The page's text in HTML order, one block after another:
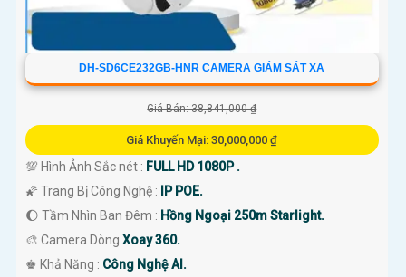
DH-SD6CE232GB-HNR CAMERA GIÁM SÁT XA
Giá Bán: 38,841,000 ₫
Giá Khuyến Mại: 30,000,000 ₫
💯 Hình Ảnh Sắc nét : FULL HD 1080P .
🌠 Trang Bị Công Nghệ :
IP POE.
🌔 Tầm Nhìn Ban Đêm : Hồng Ngoại 250m Starlight.
🎨 Camera Dòng Xoay 360.
️♚ Khả Năng : Công Nghệ AI.